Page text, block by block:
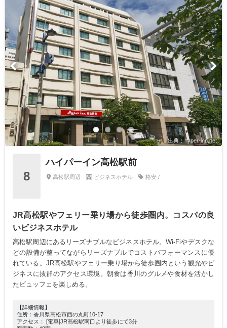
出典：hyper-inn.net
8
ハイパーイン高松駅前
高松駅周辺 ビジネスホテル 格安 /
JR高松駅やフェリー乗り場から徒歩圏内。コスパの良
いビジネスホテル
高松駅周辺にあるリーズナブルなビジネスホテル。Wi-Fiやデスクな
どの設備が整ってながらリーズナブルでコストパフォーマンスに優
れている。JR高松駅やフェリー乗り場から徒歩圏内という観光やビ
ジネスに抜群のアクセス環境。朝食は香川のグルメや食材を活かし
たビュッフェを楽しめる。
【詳細情報】
住所：香川県高松市西の丸町10-17
アクセス： [電車]JR高松駅南口より徒歩にて3分